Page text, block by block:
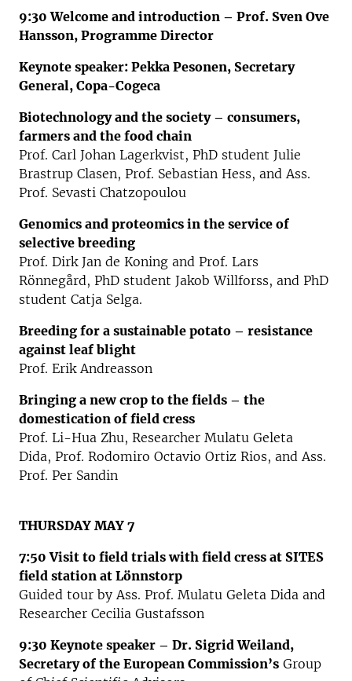
9:30 Welcome and introduction – Prof. Sven Ove
Hansson, Programme Director
Keynote speaker: Pekka Pesonen, Secretary
General, Copa-Cogeca
Biotechnology and the society – consumers,
farmers and the food chain
Prof. Carl Johan Lagerkvist, PhD student Julie
Brastrup Clasen, Prof. Sebastian Hess, and Ass.
Prof. Sevasti Chatzopoulou
Genomics and proteomics in the service of
selective breeding
Prof. Dirk Jan de Koning and Prof. Lars
Rönnegård, PhD student Jakob Willforss, and PhD
student Catja Selga.
Breeding for a sustainable potato – resistance
against leaf blight
Prof. Erik Andreasson
Bringing a new crop to the fields – the
domestication of field cress
Prof. Li-Hua Zhu, Researcher Mulatu Geleta
Dida, Prof. Rodomiro Octavio Ortiz Rios, and Ass.
Prof. Per Sandin
THURSDAY MAY 7
7:50 Visit to field trials with field cress at SITES
field station at Lönnstorp
Guided tour by Ass. Prof. Mulatu Geleta Dida and
Researcher Cecilia Gustafsson
9:30 Keynote speaker – Dr. Sigrid Weiland,
Secretary of the European Commission’s Group